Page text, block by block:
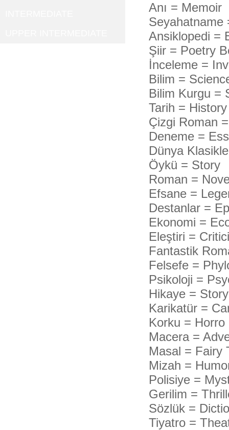
Anı = Memoir
Seyahatname
Ansiklopedi =
Şiir = Poetry
İnceleme =
Bilim =
Bilim Kurgu =
Tarih =
Çizgi Roman
Deneme =
Dünya
Öykü = Story
Roman =
Efsane =
Destanlar =
Ekonomi =
Eleştiri =
Fantastik
Felsefe =
Psikoloji =
Hikaye = Story
Karikatür =
Korku = Horro
Macera =
Masal = Fairy
Mizah =
Polisiye =
Gerilim =
Sözlük =
Tiyatro =